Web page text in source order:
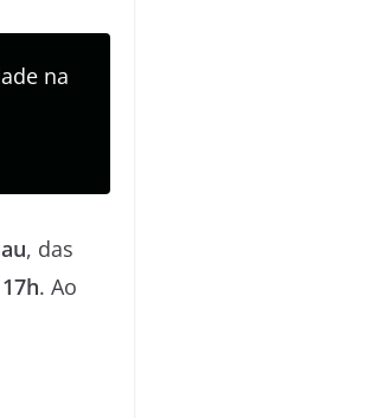
na
, das
. Ao